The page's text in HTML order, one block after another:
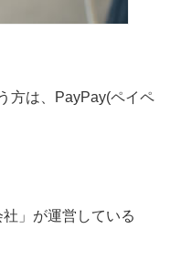
方は、PayPay(ペイペ
」が運営している